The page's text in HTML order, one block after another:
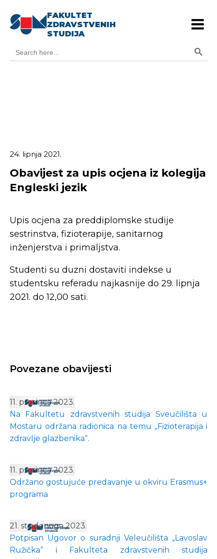
FAKULTET
ZDRAVSTVENIH
STUDIJA
for:
24. lipnja 2021.
Obavijest za upis ocjena iz kolegija
Engleski jezik
Upis ocjena za preddiplomske studije
sestrinstva, fizioterapije, sanitarnog
inženjerstva i primaljstva.
Studenti su duzni dostaviti indekse u
studentsku referadu najkasnije do 29. lipnja
2021. do 12,00 sati.
Povezane obavijesti
11. prosinca 2023.
Na Fakultetu zdravstvenih studija Sveučilišta u
Mostaru održana radionica na temu „Fizioterapija i
zdravlje glazbenika“.
11. prosinca 2023.
Održano gostujuće predavanje u okviru Erasmus+
programa
21. studenoga 2023.
Potpisan Ugovor o suradnji Veleučilišta „Lavoslav
Ružička“ i Fakulteta zdravstvenih studija